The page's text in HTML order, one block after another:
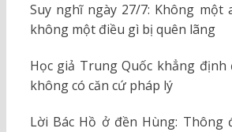
Suy nghĩ ngày 27/7: Không một
không một điều gì bị quên lãng
Học giả Trung Quốc khẳng định
không có căn cứ pháp lý
Lời Bác Hồ ở đền Hùng: Thông